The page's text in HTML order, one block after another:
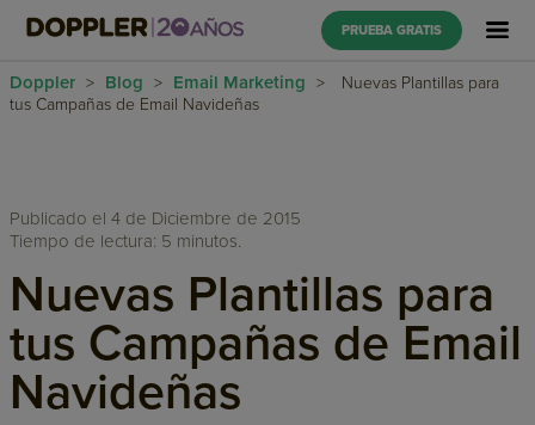
PRUEBA GRATIS
Doppler > Blog > Email Marketing >
Nuevas Plantillas para
tus Campañas de Email Navideñas
Publicado el 4 de Diciembre de 2015
Tiempo de lectura: 5 minutos.
Nuevas Plantillas para
tus Campañas de Email
Navideñas